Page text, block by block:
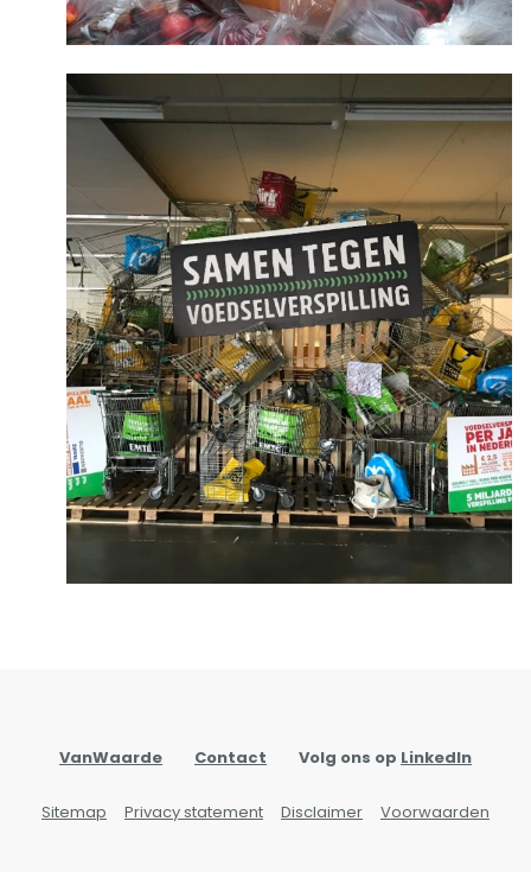
VanWaarde Contact Volg ons op LinkedIn
Sitemap Privacy statement Disclaimer Voorwaarden